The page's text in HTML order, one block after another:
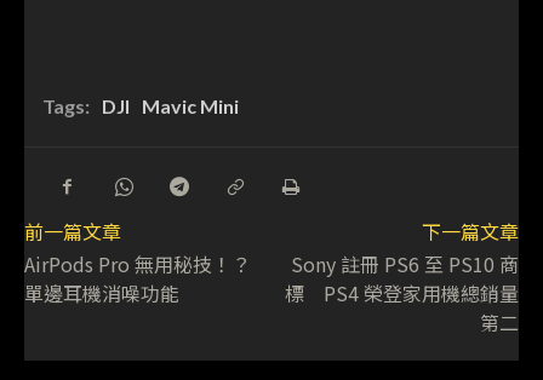
Tags: DJI Mavic Mini
前一篇文章
AirPods Pro 無用秘技！？
單邊耳機消噪功能
下一篇文章
Sony 註冊 PS6 至 PS10 商
標 PS4 榮登家用機總銷量
第二